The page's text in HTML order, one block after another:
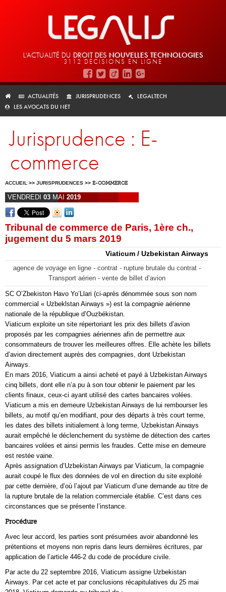
L'ACTUALITÉ DU DROIT DES NOUVELLES TECHNOLOGIES
3112 DÉCISIONS EN LIGNE
ACTUALITÉS JURISPRUDENCES
LEGALTECH
LES AVOCATS DU NET
Jurisprudence : E-
commerce
ACCUEIL >> JURISPRUDENCES >> E-COMMERCE
VENDREDI 03 MAI 2019
Tribunal de commerce de Paris, 1ère ch.,
jugement du 5 mars 2019
Viaticum / Uzbekistan Airways
agence de voyage en ligne - contrat - rupture brutale du contrat -
Transport aérien - vente de billet d’avion
SC O’Zbekiston Havo Yo’Llari (ci-après dénommée sous son nom
commercial « Uzbeklstan Airways ») est la compagnie aérienne
nationale de la république d’Ouzbékistan.
Viaticum exploite un site répertoriant les prix des billets d’avion
proposés par les compagnies aériennes afin de permettre aux
consommateurs de trouver les meilleures offres. Elle achète les billets
d’avion directement auprès des compagnies, dont Uzbekistan
Airways.
En mars 2016, Viaticum a ainsi acheté et payé à Uzbekistan Airways
cinq billets, dont elle n’a pu à son tour obtenir le paiement par les
clients finaux, ceux-ci ayant utilisé des cartes bancaires volées.
Viaticum a mis en demeure Uzbekistan Airways de lui rembourser les
billets, au motif qu’en modifiant, pour des départs à très court terme,
les dates des billets initialement à long terme, Uzbekistan Airways
aurait empêché le déclenchement du système de détection des cartes
bancaires volées et ainsi permis les fraudes. Cette mise en demeure
est restée vaine.
Après assignation d’Uzbekistan Airways par Viaticum, la compagnie
aurait coupé le flux des données de vol en direction du site exploité
par cette dernière, d’où l’ajout par Viaticum d’une demande au titre de
la rupture brutale de la relation commerciale établie. C’est dans ces
circonstances que se présente l’instance.
Procédure
Avec leur accord, les parties sont présumées avoir abandonné les
prétentions et moyens non repris dans leurs dernières écritures, par
application de l’article 446-2 du code de procédure civile.
Par acte du 22 septembre 2016, Viaticum assigne Uzbekistan
Airways. Par cet acte et par conclusions récapitulatives du 25 mai